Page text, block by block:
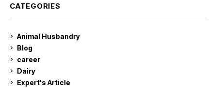
CATEGORIES
Animal Husbandry
Blog
career
Dairy
Expert's Article